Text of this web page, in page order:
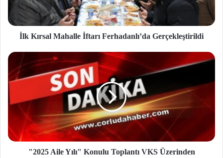
İlk Kırsal Mahalle İftarı Ferhadanlı’da Gerçekleştirildi
"2025 Aile Yılı" Konulu Toplantı VKS Üzerinden